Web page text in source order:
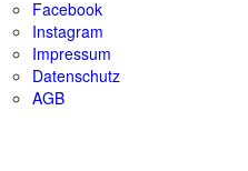
Facebook
Instagram
Impressum
Datenschutz
AGB